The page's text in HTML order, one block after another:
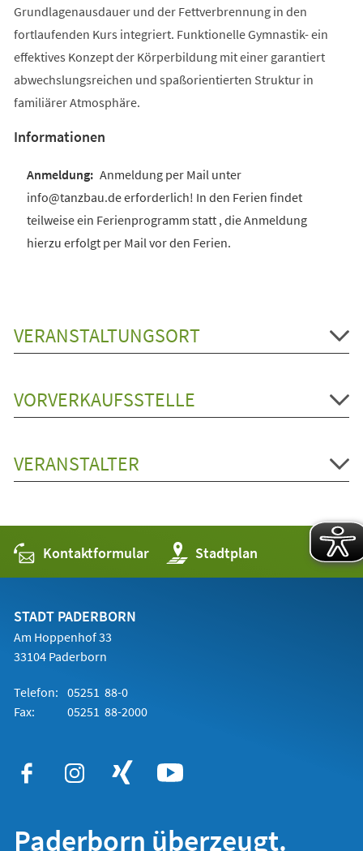
Grundlagenausdauer und der Fettverbrennung in den
fortlaufenden Kurs integriert. Funktionelle Gymnastik- ein
effektives Konzept der Körperbildung mit einer garantiert
abwechslungsreichen und spaßorientierten Struktur in
familiärer Atmosphäre.
Informationen
Anmeldung per Mail unter
info@tanzbau.de erforderlich! In den Ferien findet
teilweise ein Ferienprogramm statt , die Anmeldung
hierzu erfolgt per Mail vor den Ferien.
VERANSTALTUNGSORT
VORVERKAUFSSTELLE
VERANSTALTER
Kontaktformular Stadtplan
(Öffnet
in
einem
STADT PADERBORN
Am Hoppenhof 33
33104 Paderborn
Telefon: 05251 88-0
Fax:
05251 88-2000
Paderborn überzeugt.